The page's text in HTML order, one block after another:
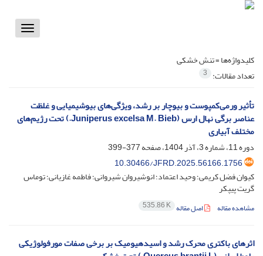
Toggle
کلیدواژه‌ها =تنش خشکی
تعداد مقالات: 3
تأثیر ورمی‌کمپوست و بیوچار بر رشد، ویژگی‌های بیوشیمیایی و غلظت
عناصر برگی نهال ارس (Juniperus excelsa M. Bieb.) تحت رژیم‌های
مختلف آبیاری
دوره 11، شماره 3، آذر 1404، صفحه
377-399
10.30466/JFRD.2025.56166.1756
کیوان فضل کریمی؛ وحید اعتماد؛ انوشیروان شیروانی؛ فاطمه غازیانی؛ توماس
گریت پیپکر
مشاهده مقاله اصل مقاله 535.86 K
اثرهای باکتری محرک رشد و اسیدهیومیک بر برخی صفات مورفولوژیکی